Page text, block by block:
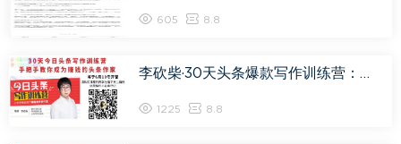
605 8.8
李砍柴·30天头条爆款写作训练营：手把手教你成为赚钱的作家，网盘下载(1.18G)
1225 8.8